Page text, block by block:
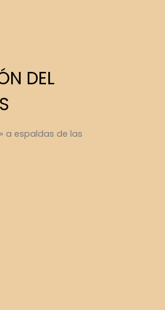
DEL
a espaldas de las